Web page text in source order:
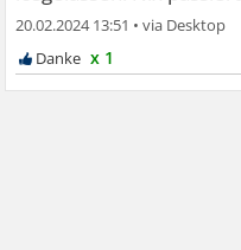
20.02.2024 13:51 •
x 1